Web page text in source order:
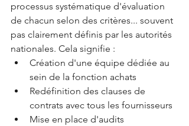
processus systématique d'évaluation
de chacun selon des critères... souvent
pas clairement définis par les autorités
nationales. Cela signifie :
Création d'une équipe dédiée au
sein de la fonction achats
Redéfinition des clauses de
contrats avec tous les fournisseurs
Mise en place d'audits